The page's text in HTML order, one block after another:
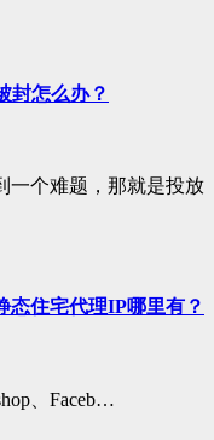
封怎么办？
一个难题，那就是投放
态住宅代理IP哪里有？
、Faceb…